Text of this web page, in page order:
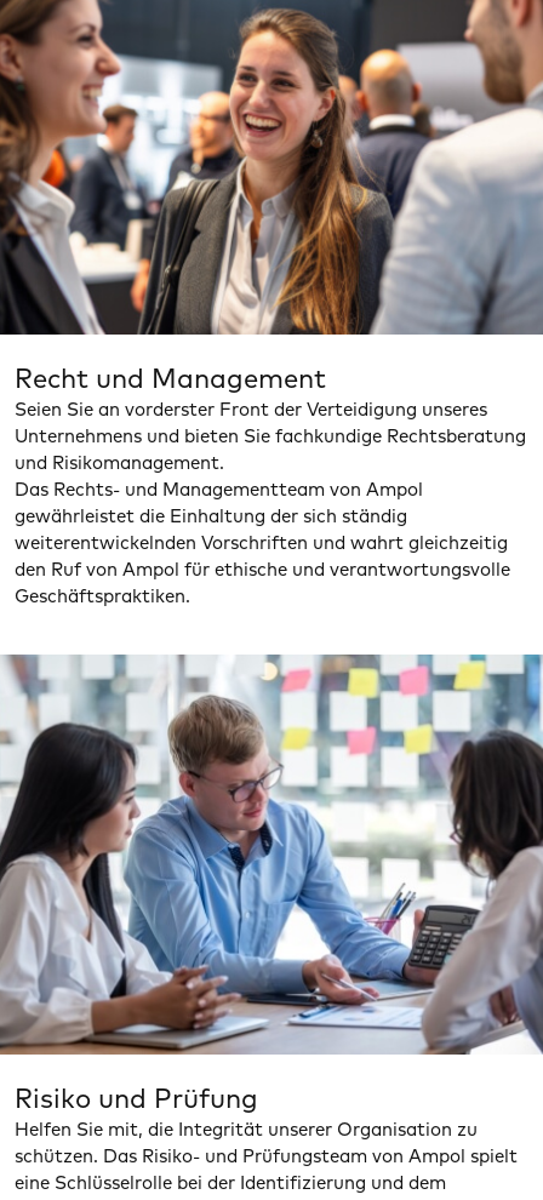
Recht und Management
Seien Sie an vorderster Front der Verteidigung unseres
Unternehmens und bieten Sie fachkundige Rechtsberatung
und Risikomanagement.
Das Rechts- und Managementteam von Ampol
gewährleistet die Einhaltung der sich ständig
weiterentwickelnden Vorschriften und wahrt gleichzeitig
den Ruf von Ampol für ethische und verantwortungsvolle
Geschäftspraktiken.
Risiko und Prüfung
Helfen Sie mit, die Integrität unserer Organisation zu
schützen. Das Risiko- und Prüfungsteam von Ampol spielt
eine Schlüsselrolle bei der Identifizierung und dem